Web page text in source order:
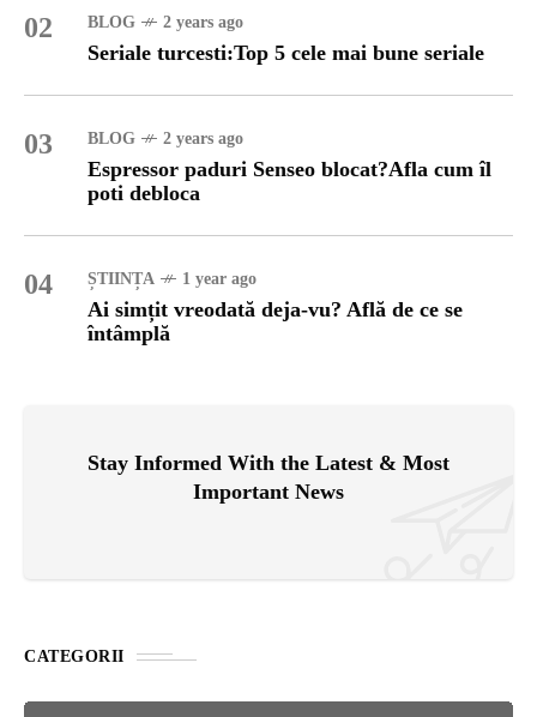
02 BLOG 2 years ago
Seriale turcesti:Top 5 cele mai bune seriale
03 BLOG 2 years ago
Espressor paduri Senseo blocat?Afla cum îl
poti debloca
04 ȘTIINȚA 1 year ago
Ai simțit vreodată deja-vu? Află de ce se
întâmplă
Stay Informed With the Latest & Most
Important News
CATEGORII